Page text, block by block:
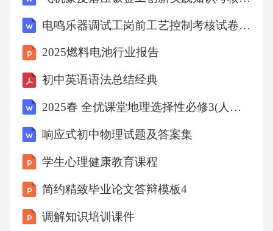
步增加训练强度和复杂度，确保婴儿能够安
全、有效地掌握经口喂养技能。通过使用手指
按摩、口腔振动器等工具，对早产儿的口腔进
行多感官刺激，增强其口腔肌肉的敏感性和协
调性，促进喂养能力的发展。鼓励家长参与口
行简单的口腔按摩和吸吮练习，确保干预效果
的持续性和稳定性。口腔运动干预的实施方法0
4无创通气下的喂养管理无创通气下经口喂养的
争议风险与收益的权衡无创通气下经口喂养存
在误吸、呼吸暂停等风险，但同时也可能促进
电鸣乐器调试工岗前工艺控制考核试卷含答案
2025燃料电池行业报告
初中英语语法总结经典
2025春 全优课堂地理选择性必修3(人教版)习题答案第3章 第3节
响应式初中物理试题及答案集
学生心理健康教育课程
简约精致毕业论文答辩模板4
调解知识培训课件